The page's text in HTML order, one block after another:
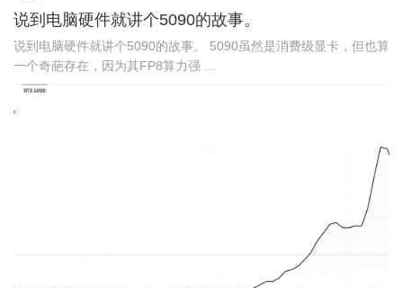
说到电脑硬件就讲个5090的故事。
说到电脑硬件就讲个5090的故事。 5090虽然是消费级显卡，但也算
一个奇葩存在，因为其FP8算力强 ...